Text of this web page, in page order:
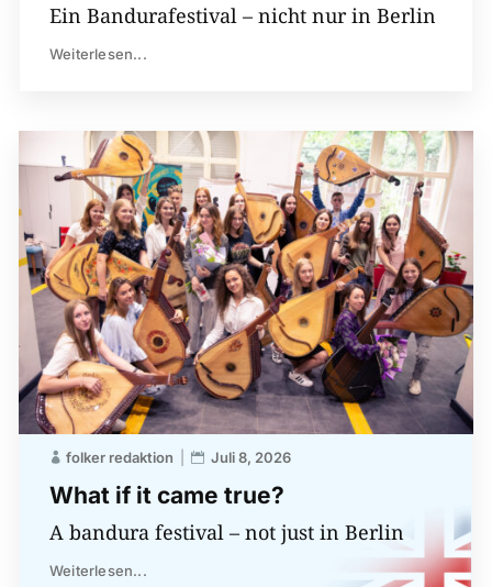
Ein Bandurafestival – nicht nur in Berlin
Weiterlesen...
What if it came true?
folker redaktion Juli 8, 2026
A bandura festival – not just in Berlin
Weiterlesen...